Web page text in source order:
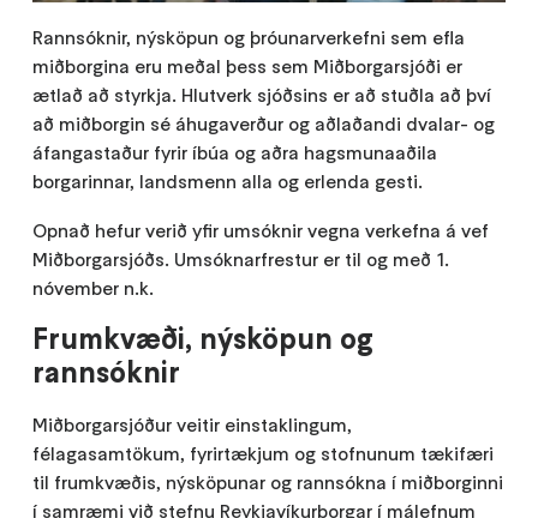
Rannsóknir, nýsköpun og þróunarverkefni sem efla
miðborgina eru meðal þess sem Miðborgarsjóði er
ætlað að styrkja. Hlutverk sjóðsins er að stuðla að því
að miðborgin sé áhugaverður og aðlaðandi dvalar- og
áfangastaður fyrir íbúa og aðra hagsmunaaðila
borgarinnar, landsmenn alla og erlenda gesti.
Opnað hefur verið yfir umsóknir vegna verkefna á vef
Miðborgarsjóðs. Umsóknarfrestur er til og með 1.
nóvember n.k.
Frumkvæði, nýsköpun og
rannsóknir
Miðborgarsjóður veitir einstaklingum,
félagasamtökum, fyrirtækjum og stofnunum tækifæri
til frumkvæðis, nýsköpunar og rannsókna í miðborginni
í samræmi við stefnu Reykjavíkurborgar í málefnum